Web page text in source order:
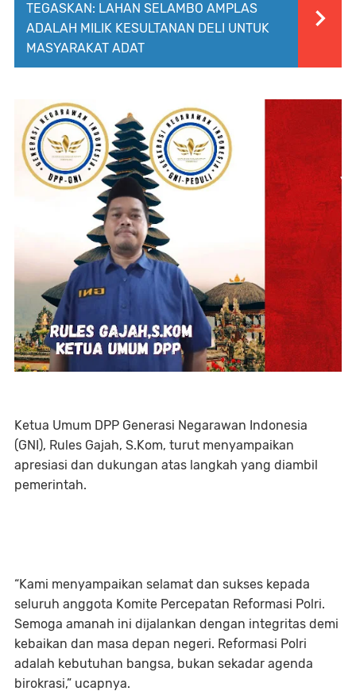
TEGASKAN: LAHAN SELAMBO AMPLAS
ADALAH MILIK KESULTANAN DELI UNTUK
MASYARAKAT ADAT
Ketua Umum DPP Generasi Negarawan Indonesia
(GNI), Rules Gajah, S.Kom, turut menyampaikan
apresiasi dan dukungan atas langkah yang diambil
pemerintah.
“Kami menyampaikan selamat dan sukses kepada
seluruh anggota Komite Percepatan Reformasi Polri.
Semoga amanah ini dijalankan dengan integritas demi
kebaikan dan masa depan negeri. Reformasi Polri
adalah kebutuhan bangsa, bukan sekadar agenda
birokrasi,” ucapnya.